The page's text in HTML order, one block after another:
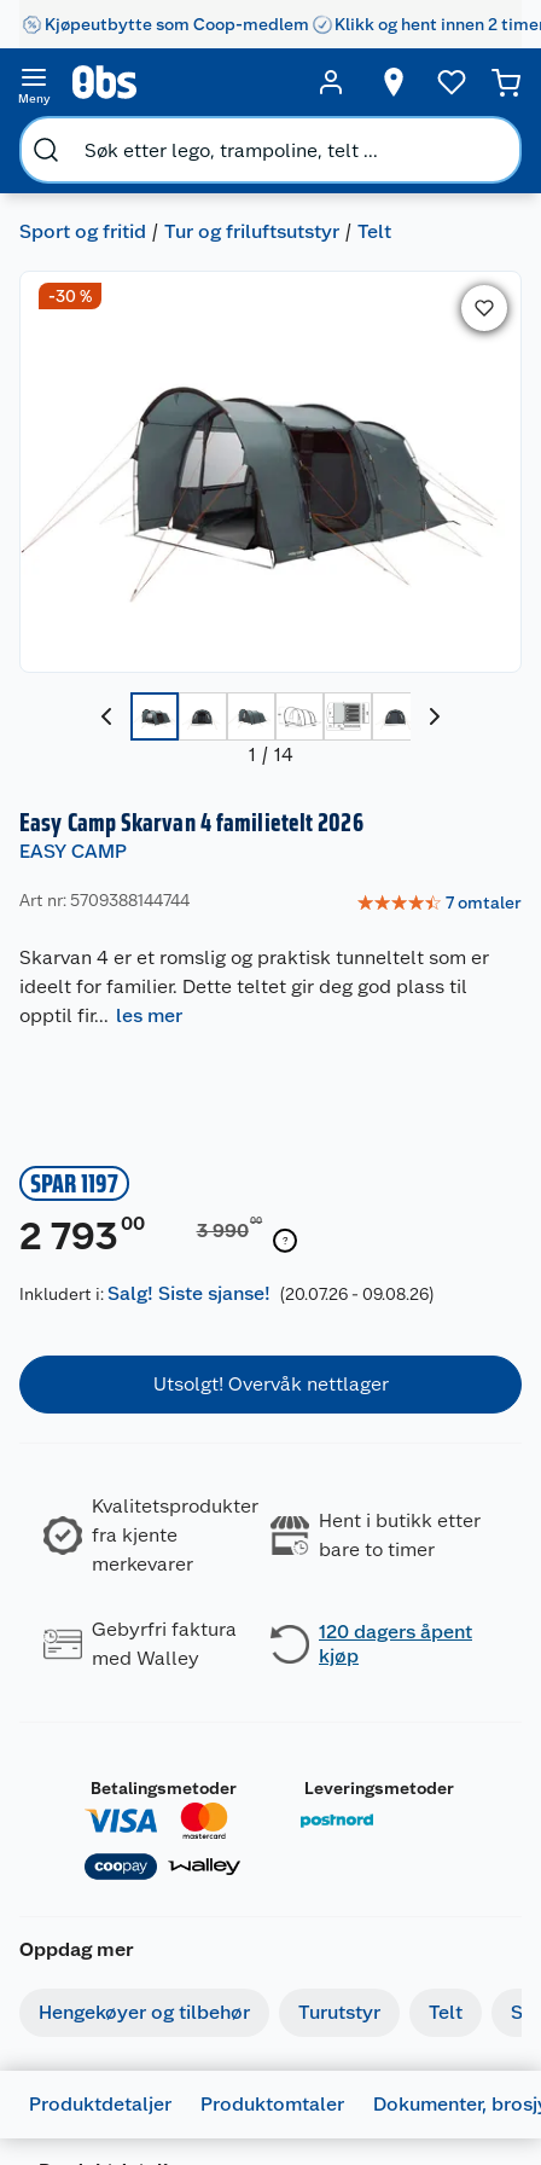
Kjøpeutbytte som Coop-medlem Klikk og hent innen 2
Meny
Sport og fritid Tur og friluftsutstyr Telt
1 / 14
-30 %
Easy Camp Skarvan 4 familietelt 2026
EASY CAMP
Art nr: 5709388144744 ☆☆☆☆☆ 7omtaler
Skarvan 4 er et romslig og praktisk tunneltelt som er
ideelt for familier. Dette teltet gir deg god plass til
opptil fir... les mer
SPAR 1197
2 79300 3 99000
Inkludert i:Salg! Siste sjanse! (20.07.26 - 09.08.26)
Utsolgt! Overvåk nettlager
Kvalitetsprodukter
fra kjente
merkevarer
Hent i butikk etter
bare to timer
Gebyrfri faktura
med Walley
120 dagers åpent
kjøp
Betalingsmetoder Leveringsmetoder
Oppdag mer
Hengekøyer og tilbehør Turutstyr Telt
Produktdetaljer Produktomtaler Dokumenter,